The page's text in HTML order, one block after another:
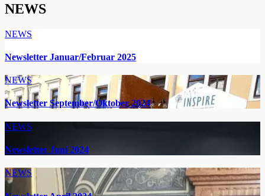
NEWS
NEWS
Newsletter Januar/Februar 2025
NEWS
Newsletter September/Oktober 2024
NEWS
Newsletter Juni 2024
NEWS